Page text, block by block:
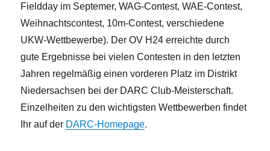
Fieldday im Septemer, WAG-Contest, WAE-Contest,
Weihnachtscontest, 10m-Contest, verschiedene
UKW-Wettbewerbe). Der OV H24 erreichte durch
gute Ergebnisse bei vielen Contesten in den letzten
Jahren regelmäßig einen vorderen Platz im Distrikt
Niedersachsen bei der DARC Club-Meisterschaft.
Einzelheiten zu den wichtigsten Wettbewerben findet
Ihr auf der DARC-Homepage.